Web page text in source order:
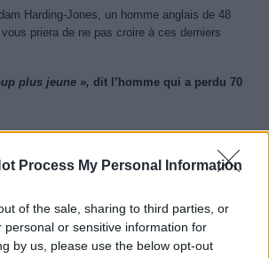
Process My Personal Information
of the sale, sharing to third parties, or
personal or sensitive information for
by us, please use the below opt-out
Harding-Jones, un homme anglais de 48
vous priera de ne pas croire à ces derniers
plus jeune », dit l’homme qui a perdu 70